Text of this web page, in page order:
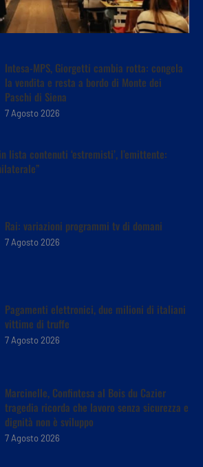
Intesa-MPS, Giorgetti cambia rotta: congela
la vendita e resta a bordo di Monte dei
Paschi di Siena
7 Agosto 2026
lista contenuti ‘estremisti’, l’emittente:
Rai: variazioni programmi tv di domani
7 Agosto 2026
Pagamenti elettronici, due milioni di italiani
vittime di truffe
7 Agosto 2026
Marcinelle, Confintesa al Bois du Cazier
tragedia ricorda che lavoro senza sicurezza e
dignità non è sviluppo
7 Agosto 2026